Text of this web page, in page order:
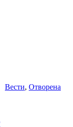
Вести, Отворена